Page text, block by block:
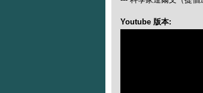
Youtube 版本: